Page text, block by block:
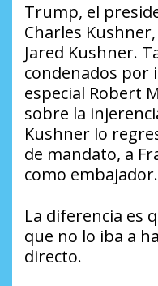
Trump, el
Charles
Jared Kushner.
condenados por
especial Robert
sobre la
Kushner lo
de mandato, a
como embajador.
La diferencia es
que no lo iba a
directo.